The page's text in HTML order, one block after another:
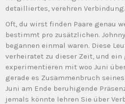
detailliertes, verehren Verbindung.
Oft, du wirst finden Paare genau
bestimmt pro zusätzlichen.
begannen einmal waren. Diese
verheiratet zu dieser Zeit, und ein
experimentieren mit woo Juni
gerade es Zusammenbruch
Juni am Ende beruhigende
jemals könnte lehren Sie über